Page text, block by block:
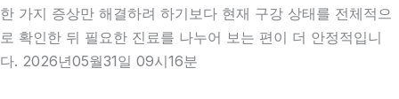
한 가지 증상만 해결하려 하기보다 현재 구강 상태를 전체적으
로 확인한 뒤 필요한 진료를 나누어 보는 편이 더 안정적입니
다. 2026년05월31일 09시16분